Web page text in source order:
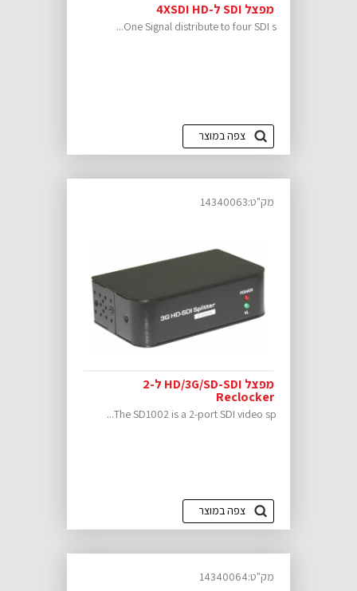
מפצל SDI ל-4XSDI HD
One Signal distribute to four SDI s...
צפה במוצר
מפצל HD/3G/SD-SDI ל-2
Reclocker
The SD1002 is a 2-port SDI video sp...
צפה במוצר
מק"ט:14340063
מק"ט:14340064